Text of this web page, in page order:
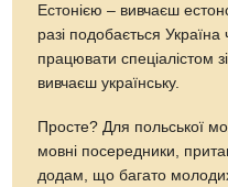
Естонією – вивчаєш
разі подобається
працювати спеціалістом
вивчаєш українську.
Просте? Для польської
мовні посередники,
додам, що багато